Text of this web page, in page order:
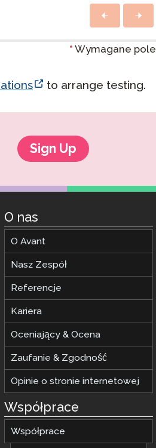
* Wymagane pole
to arrange testing.
Sign Up
O nas
O Avant
Nasz Zespół
Referencje
Kariera
Oceniający & Ocena
Zaufanie & Zgodność
Opinie o stronie internetowej
Współprace
Współprace